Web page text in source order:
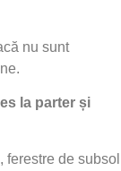
nu sunt
la parter și
ferestre de subsol